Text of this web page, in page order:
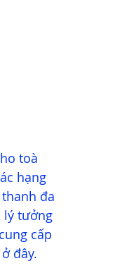
toà
hạng
đa
lý tưởng
cấp
đây.